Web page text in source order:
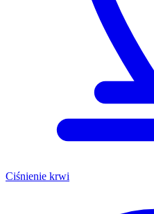
Ciśnienie krwi